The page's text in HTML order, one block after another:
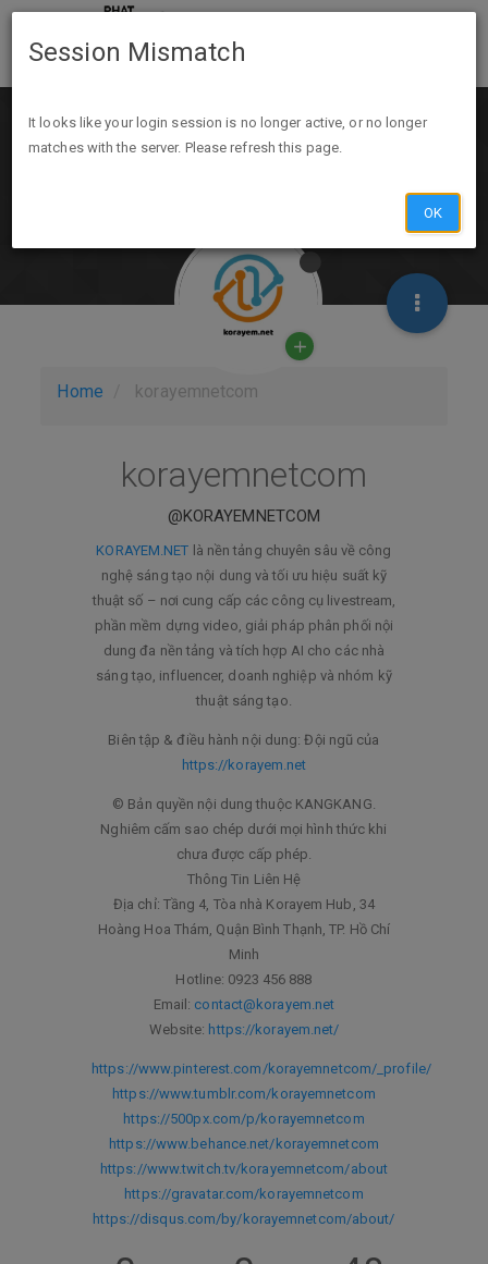
Home korayemnetcom
korayemnetcom
@KORAYEMNETCOM
KORAYEM.NET là nền tảng chuyên sâu về công
nghệ sáng tạo nội dung và tối ưu hiệu suất kỹ
thuật số – nơi cung cấp các công cụ livestream,
phần mềm dựng video, giải pháp phân phối nội
dung đa nền tảng và tích hợp AI cho các nhà
sáng tạo, influencer, doanh nghiệp và nhóm kỹ
thuật sáng tạo.
Biên tập & điều hành nội dung: Đội ngũ của
https://korayem.net
© Bản quyền nội dung thuộc KANGKANG.
Nghiêm cấm sao chép dưới mọi hình thức khi
chưa được cấp phép.
Thông Tin Liên Hệ
Địa chỉ: Tầng 4, Tòa nhà Korayem Hub, 34
Hoàng Hoa Thám, Quận Bình Thạnh, TP. Hồ Chí
Minh
Hotline: 0923 456 888
Email: contact@korayem.net
Website: https://korayem.net/
https://www.pinterest.com/korayemnetcom/_profile/
https://www.tumblr.com/korayemnetcom
https://500px.com/p/korayemnetcom
https://www.behance.net/korayemnetcom
https://www.twitch.tv/korayemnetcom/about
https://gravatar.com/korayemnetcom
https://disqus.com/by/korayemnetcom/about/
Session Mismatch
It looks like your login session is no longer active, or no longer
matches with the server. Please refresh this page.
OK